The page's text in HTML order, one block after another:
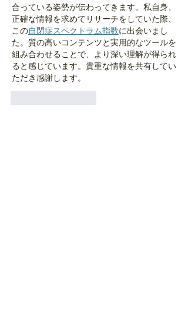
合っている姿勢が伝わってきます。私自身、
正確な情報を求めてリサーチをしていた際、
この自閉症スペクトラム指数に出会いまし
た。質の高いコンテンツと実用的なツールを
組み合わせることで、より深い理解が得られ
ると感じています。貴重な情報を共有してい
ただき感謝します。